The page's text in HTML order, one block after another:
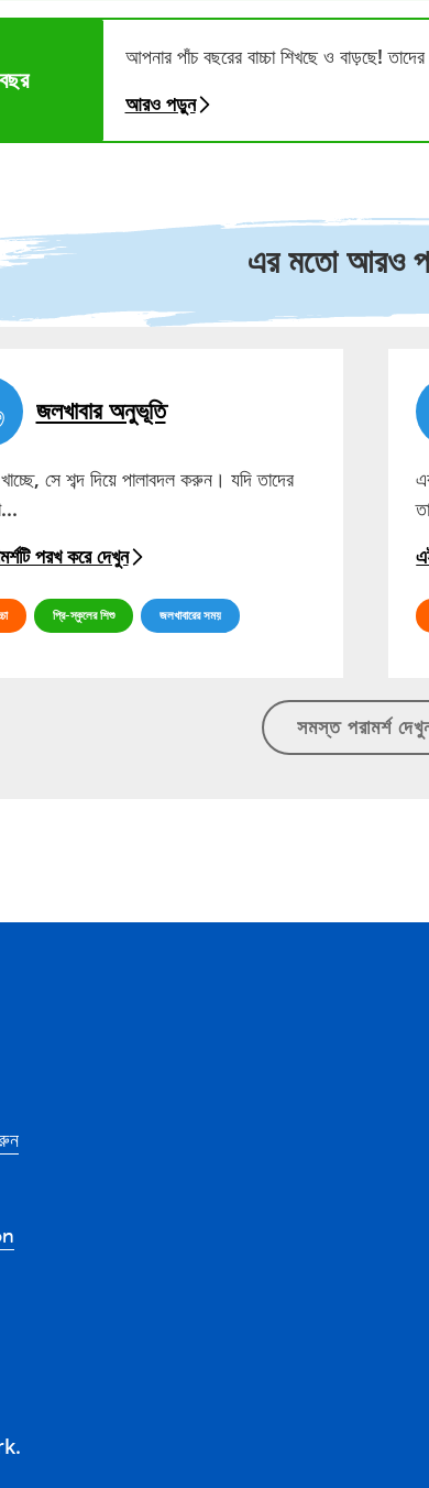
আপনার পাঁচ বছরের বাচ্চা শিখছে ও বাড়ছে!
আরও পড়ুন
এর মতো আরও
জলখাবার অনুভূতি
খাচ্ছে, সে শব্দ দিয়ে পালাবদল করুন। যদি তাদের
পরখ করে দেখুন
প্রি-স্কুলের শিশু জলখাবারের সময়
সমস্ত পরামর্শ